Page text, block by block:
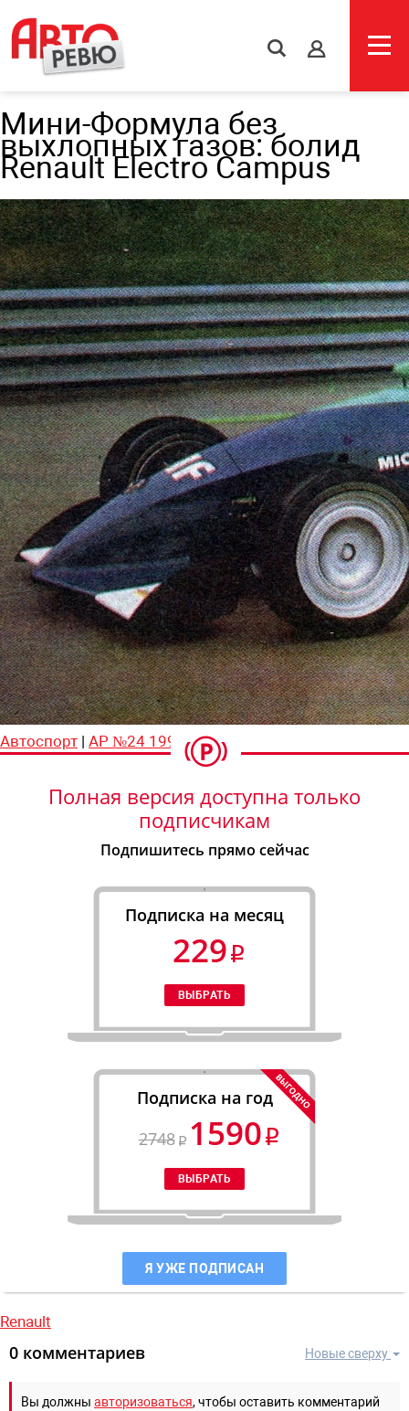
s
Мини-Формула без
выхлопных газов: болид
Renault Electro Campus
Автоспорт | АР №24 1993
Полная версия доступна только
подписчикам
Подпишитесь прямо сейчас
Подписка на месяц
229
Подписка на год
2748
1590
Я УЖЕ ПОДПИСАН
Renault
Новые сверху
0 комментариев
Вы должны авторизоваться, чтобы оставить комментарий